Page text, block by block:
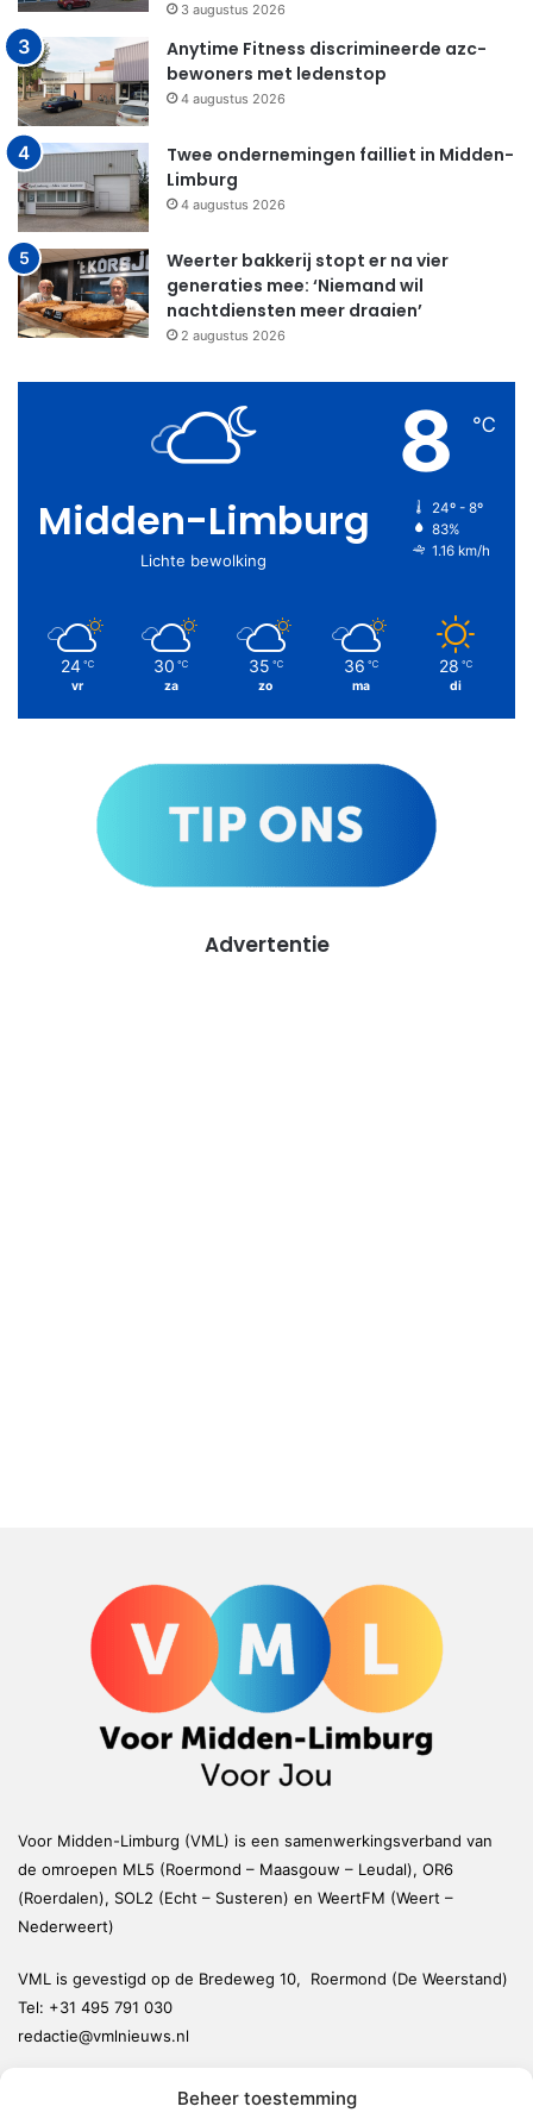
Beheer toestemming
3 augustus 2026
Anytime Fitness discrimineerde azc-
bewoners met ledenstop
4 augustus 2026
Twee ondernemingen failliet in Midden-
Limburg
4 augustus 2026
Weerter bakkerij stopt er na vier
generaties mee: ‘Niemand wil
nachtdiensten meer draaien’
2 augustus 2026
Midden-Limburg
Lichte bewolking
8 ℃
24º - 8º
83%
1.16 km/h
24 ℃
vr
30 ℃
za
35 ℃
zo
36 ℃
ma
28 ℃
di
Advertentie
Voor Midden-Limburg (VML) is een samenwerkingsverband van
de omroepen ML5 (Roermond – Maasgouw – Leudal), OR6
(Roerdalen), SOL2 (Echt – Susteren) en WeertFM (Weert –
Nederweert)
VML is gevestigd op de Bredeweg 10, Roermond (De Weerstand)
Tel: +31 495 791 030
redactie@vmlnieuws.nl